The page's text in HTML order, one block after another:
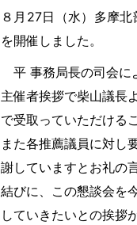
８月27日（水）多摩
を開催しました。
平 事務局長の司会に
主催者挨拶で柴山議長
で受取っていただける
また各推薦議員に対し
謝していますとお礼の
結びに、この懇談会を
していきたいとの挨拶